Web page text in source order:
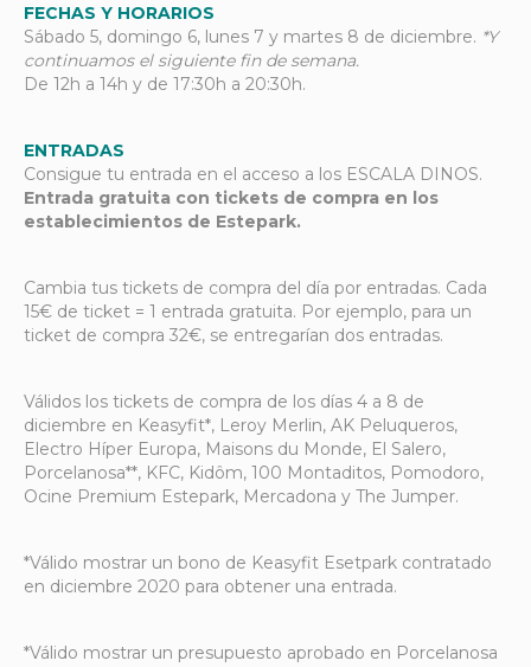
FECHAS Y HORARIOS
Sábado 5, domingo 6, lunes 7 y martes 8 de diciembre. *Y
continuamos el siguiente fin de semana.
De 12h a 14h y de 17:30h a 20:30h.
ENTRADAS
Consigue tu entrada en el acceso a los ESCALA DINOS.
Entrada gratuita con tickets de compra en los
establecimientos de Estepark.
Cambia tus tickets de compra del día por entradas. Cada
15€ de ticket = 1 entrada gratuita. Por ejemplo, para un
ticket de compra 32€, se entregarían dos entradas.
Válidos los tickets de compra de los días 4 a 8 de
diciembre en Keasyfit*, Leroy Merlin, AK Peluqueros,
Electro Híper Europa, Maisons du Monde, El Salero,
Porcelanosa**, KFC, Kidôm, 100 Montaditos, Pomodoro,
Ocine Premium Estepark, Mercadona y The Jumper.
*Válido mostrar un bono de Keasyfit Esetpark contratado
en diciembre 2020 para obtener una entrada.
*Válido mostrar un presupuesto aprobado en Porcelanosa